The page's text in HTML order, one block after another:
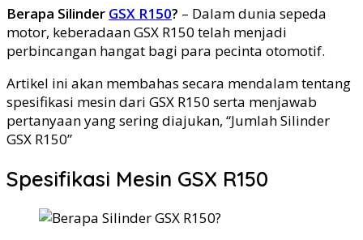
Berapa Silinder GSX R150? – Dalam dunia sepeda
motor, keberadaan GSX R150 telah menjadi
perbincangan hangat bagi para pecinta otomotif.
Artikel ini akan membahas secara mendalam tentang
spesifikasi mesin dari GSX R150 serta menjawab
pertanyaan yang sering diajukan, “Jumlah Silinder
GSX R150”
Spesifikasi Mesin GSX R150